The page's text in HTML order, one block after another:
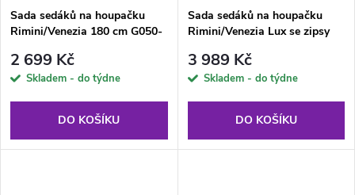
Sada sedáků na houpačku
Rimini/Venezia 180 cm G050-
2 699 Kč
Skladem - do týdne
DO KOŠÍKU
Sada sedáků na houpačku
Rimini/Venezia Lux se zipsy
3 989 Kč
Skladem - do týdne
DO KOŠÍKU